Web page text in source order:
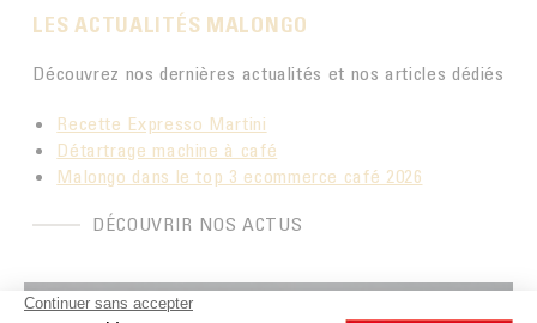
LES ACTUALITÉS MALONGO
Découvrez nos dernières actualités et nos articles dédiés
Recette Expresso Martini
Détartrage machine à café
Malongo dans le top 3 ecommerce café 2026
DÉCOUVRIR NOS ACTUS